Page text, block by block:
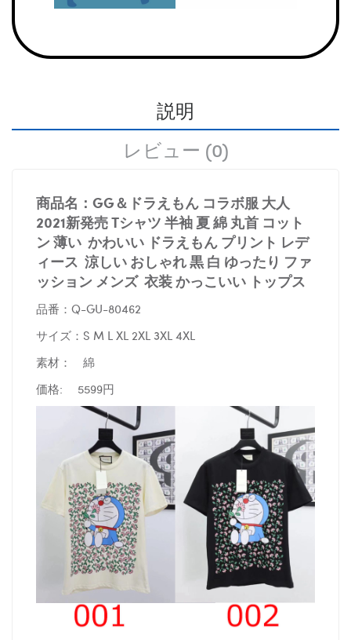
説明
レビュー (0)
商品名：GG＆ドラえもん コラボ服 大人
2021新発売 Tシャツ 半袖 夏 綿 丸首 コット
ン 薄い かわいい ドラえもん プリント レデ
ィース 涼しい おしゃれ 黒 白 ゆったり ファ
ッション メンズ 衣装 かっこいい トップス
品番：Q-GU-80462
サイズ：S M L XL 2XL 3XL 4XL
素材： 綿
価格: 5599円